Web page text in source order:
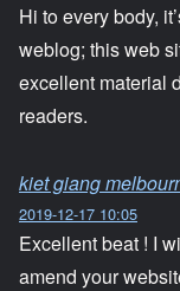
Hi to every body,
weblog; this web
excellent material
readers.
kiet giang
2019-12-17 10:05
Excellent beat ! I
amend your